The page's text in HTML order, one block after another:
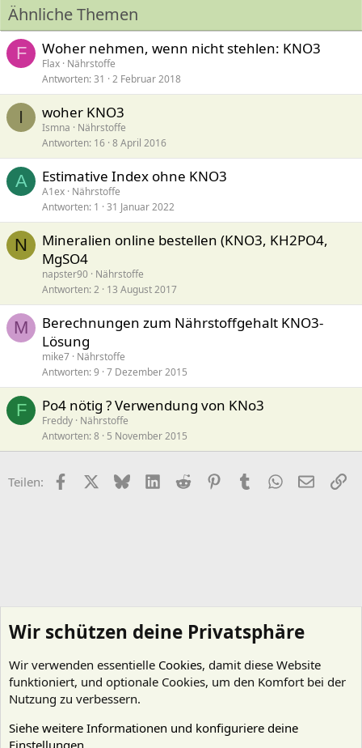
Ähnliche Themen
F Woher nehmen, wenn nicht stehlen: KNO3
Flax Nährstoffe
Antworten 31 2 Februar 2018
I woher KNO3
Ismna
Nährstoffe
Antworten 16 8 April 2016
A Estimative Index ohne KNO3
A1ex Nährstoffe
Antworten 1 31 Januar 2022
N
Mineralien online bestellen (KNO3, KH2PO4,
MgSO4
napster90 Nährstoffe
Antworten 2 13 August 2017
M
Berechnungen zum Nährstoffgehalt KNO3-
Lösung
mike7 Nährstoffe
Antworten 9 7 Dezember 2015
F Po4 nötig ? Verwendung von KNo3
Freddy Nährstoffe
Antworten 8 5 November 2015
Teilen: FacebookX (Twitter)
BlueskyLinkedIn
Reddit PinterestTumblr WhatsApp
E-Mail
Wir schützen deine Privatsphäre
Wir verwenden essentielle Cookies, damit diese Website
funktioniert, und optionale Cookies, um den Komfort bei der
Nutzung zu verbessern.
Siehe weitere Informationen und konfiguriere deine
Einstellungen